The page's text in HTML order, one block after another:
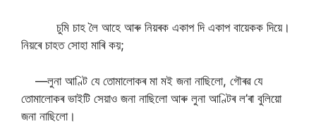
চুমি চাহ লৈ আহে আৰু নিয়ৰক একাপ দি একাপ বায়েকক দিয়ে।
নিয়ৰে চাহত সোহা মাৰি কয়;
—লুনা আণ্টি যে তোমালোকৰ মা মই জনা নাছিলো, গৌৰৱ যে
তোমালোকৰ ভাইটি সেয়াও জনা নাছিলো আৰু লুনা আণ্টিৰ ল’ৰা বুলিয়ো
জনা নাছিলো।